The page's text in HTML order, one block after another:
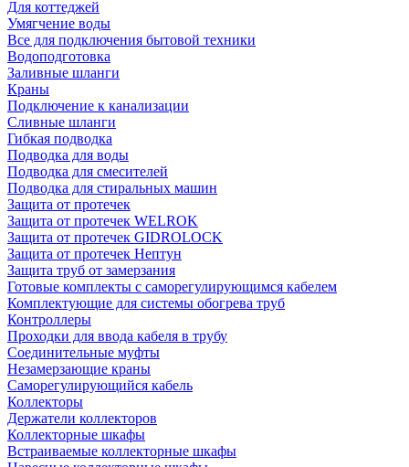
Для коттеджей
Умягчение воды
Все для подключения бытовой техники
Водоподготовка
Заливные шланги
Краны
Подключение к канализации
Сливные шланги
Гибкая подводка
Подводка для воды
Подводка для смесителей
Подводка для стиральных машин
Защита от протечек
Защита от протечек WELROK
Защита от протечек GIDROLOCK
Защита от протечек Нептун
Защита труб от замерзания
Готовые комплекты с саморегулирующимся кабелем
Комплектующие для системы обогрева труб
Контроллеры
Проходки для ввода кабеля в трубу
Соединительные муфты
Незамерзающие краны
Саморегулирующийся кабель
Коллекторы
Держатели коллекторов
Коллекторные шкафы
Встраиваемые коллекторные шкафы